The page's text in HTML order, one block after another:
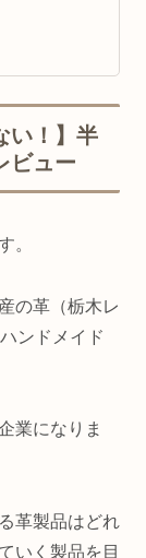
い！】半
ビュー
。
の革（栃木レ
ンドメイド
業になりま
革製品はどれ
いく製品を目